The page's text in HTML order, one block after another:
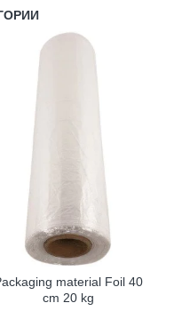
material Foil 40
cm 20 kg